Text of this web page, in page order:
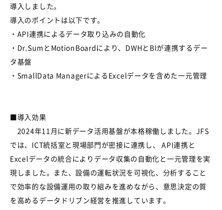
導入 しました。
導入のポイントは以下です。
・ API連携によるデータ取り込みの自動化
・ Dr.SumとMotionBoardにより、DWHとBIが連携するデー
タ基盤
・ SmallData ManagerによるExcelデータを含めた一元管理
■導入効果
2024年11月に新データ活用基盤が本格稼働しました。 JFS
では、ICT統括室と現場部門が密接に連携 し、API連携と
Excelデータの統合によりデータ収集の自動化と一元管理を実
現しました。また、設備の運転状況を可視化、分析すること
で効率的な設備運用の取り組みを進めながら、意思決定の質
を高めるデータドリブン経営を推進しています。